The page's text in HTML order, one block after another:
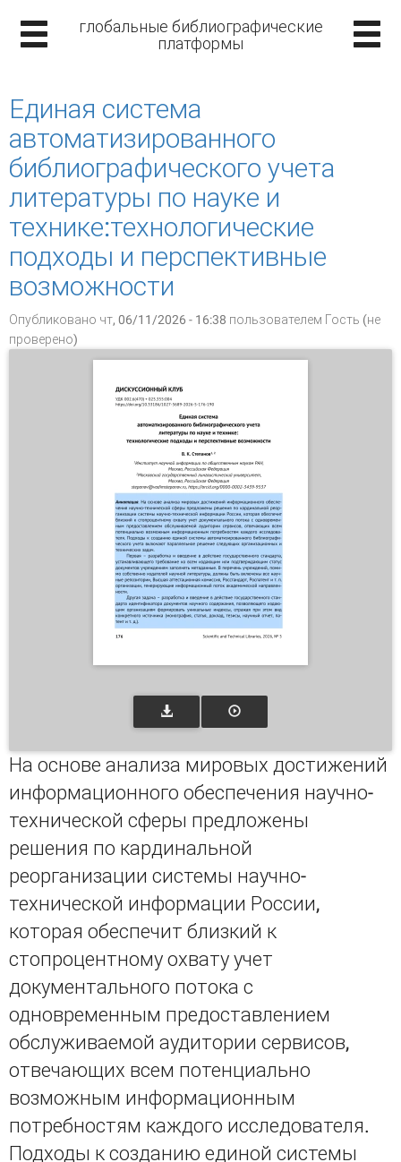
глобальные библиографические
платформы
Единая система
автоматизированного
библиографического учета
литературы по науке и
технике:технологические
подходы и перспективные
возможности
Опубликовано чт, 06/11/2026 - 16:38 пользователем Гость (не
проверено)
На основе анализа мировых достижений
информационного обеспечения научно-
технической сферы предложены
решения по кардинальной
реорганизации системы научно-
технической информации России,
которая обеспечит близкий к
стопроцентному охвату учет
документального потока с
одновременным предоставлением
обслуживаемой аудитории сервисов,
отвечающих всем потенциально
возможным информационным
потребностям каждого исследователя.
Подходы к созданию единой системы